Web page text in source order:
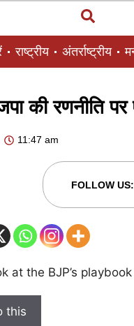
राष्ट्रीय अंतर्राष्ट्रीय
की रणनीति
11:47 am
FOLLOW US:
this